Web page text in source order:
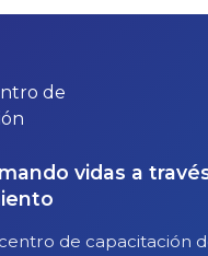
vidas a
de capacitación